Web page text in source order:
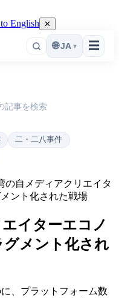
English ✕
☰
🌐 JA ▾
記事を検索
二・二八事件
の自メディアクリエイタ
ント化された戦場
イターエコノ
グメント化され
、プラットフォーム数